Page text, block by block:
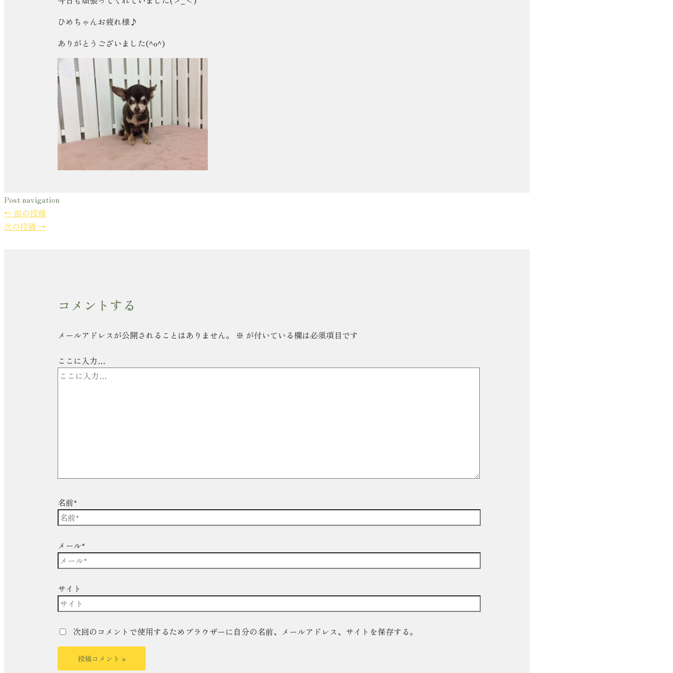
ひめちゃんお疲れ様♪
ありがとうございました(^o^)
Post navigation
← 前の投稿
次の投稿 →
コメントする
メールアドレスが公開されることはありません。 ※ が付いている欄は必須項目です
ここに入力…
名前*
メール*
サイト
次回のコメントで使用するためブラウザーに自分の名前、メールアドレス、サイトを保存する。